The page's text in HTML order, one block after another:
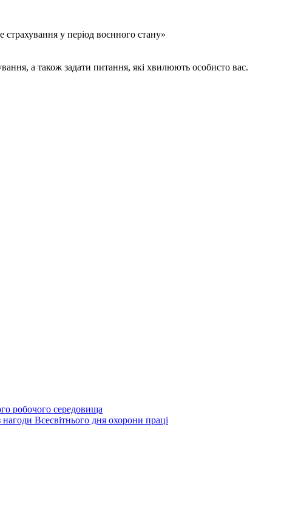
у період воєнного стану»
а також задати питання, які хвилюють особисто вас.
робочого середовища
Всесвітнього дня охорони праці